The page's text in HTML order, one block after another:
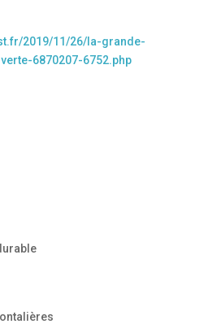
2019/11/26/la-grande-
6870207-6752.php